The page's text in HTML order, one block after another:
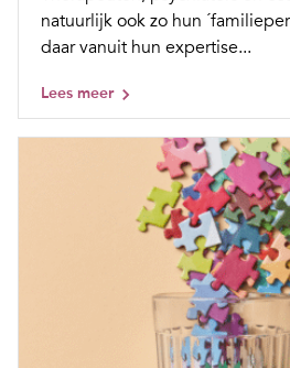
natuurlijk ook zo hun
daar vanuit hun expertise...
Lees meer